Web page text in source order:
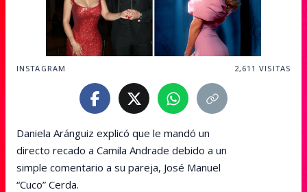
INSTAGRAM 2,611 VISITAS
Daniela Aránguiz explicó que le mandó un
directo recado a Camila Andrade debido a un
simple comentario a su pareja, José Manuel
“Cuco” Cerda.